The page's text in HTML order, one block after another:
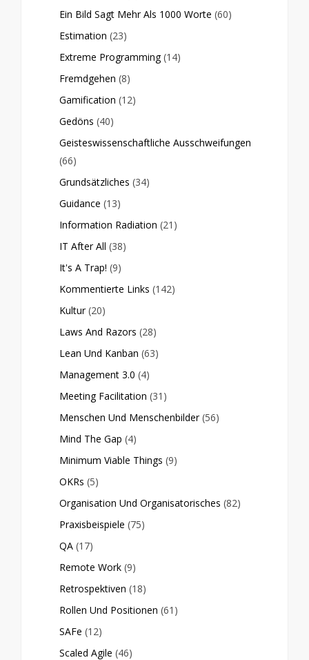
Ein Bild Sagt Mehr Als 1000 Worte (60)
Estimation (23)
Extreme Programming (14)
Fremdgehen (8)
Gamification (12)
Gedöns (40)
Geisteswissenschaftliche Ausschweifungen
(66)
Grundsätzliches (34)
Guidance (13)
Information Radiation (21)
IT After All (38)
It's A Trap! (9)
Kommentierte Links (142)
Kultur (20)
Laws And Razors (28)
Lean Und Kanban (63)
Management 3.0 (4)
Meeting Facilitation (31)
Menschen Und Menschenbilder (56)
Mind The Gap (4)
Minimum Viable Things (9)
OKRs (5)
Organisation Und Organisatorisches (82)
Praxisbeispiele (75)
QA (17)
Remote Work (9)
Retrospektiven (18)
Rollen Und Positionen (61)
SAFe (12)
Scaled Agile (46)